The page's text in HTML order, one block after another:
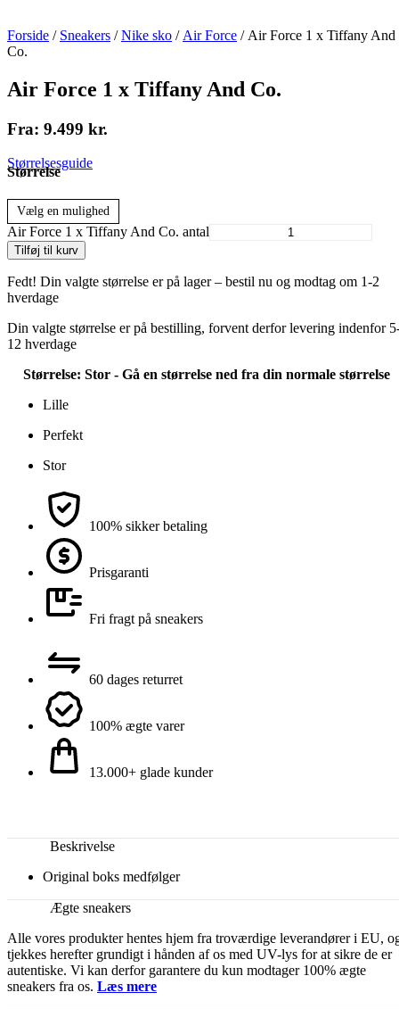
Forside / Sneakers /Nike sko / Air Force / Air Force 1 x Tiffany And
Co.
Air Force 1 x Tiffany And Co.
Fra: 9.499 kr.
Størrelsesguide
Størrelse
Vælg en mulighed
Air Force 1 x Tiffany And Co. antal
Tilføj til kurv
Fedt! Din valgte størrelse er på lager – bestil nu og modtag om 1-2
hverdage
Din valgte størrelse er på bestilling, forvent derfor levering indenfor
12 hverdage
Størrelse: Stor - Gå en størrelse ned fra din normale størrelse
Lille
Perfekt
Stor
100% sikker betaling
Prisgaranti
Fri fragt på sneakers
60 dages returret
100% ægte varer
13.000+ glade kunder
Beskrivelse
Original boks medfølger
Ægte sneakers
Alle vores produkter hentes hjem fra troværdige leverandører i EU,
tjekkes herefter grundigt i hånden af os med UV-lys for at sikre de er
autentiske. Vi kan derfor garantere du kun modtager 100% ægte
sneakers fra os. Læs mere